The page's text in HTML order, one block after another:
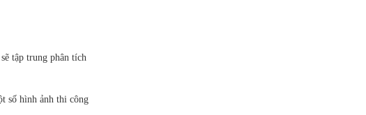
tập trung phân tích
số hình ảnh thi công